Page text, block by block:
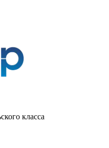
класса